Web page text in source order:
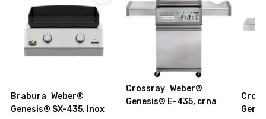
Brabura Weber®
Genesis® SX-435, Inox
Crossray Weber®
Genesis® E-435, crna